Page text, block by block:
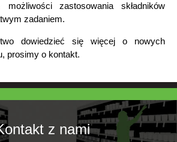
zastosowania składników
zadaniem.
dowiedzieć się więcej o nowych
prosimy o kontakt.
z nami